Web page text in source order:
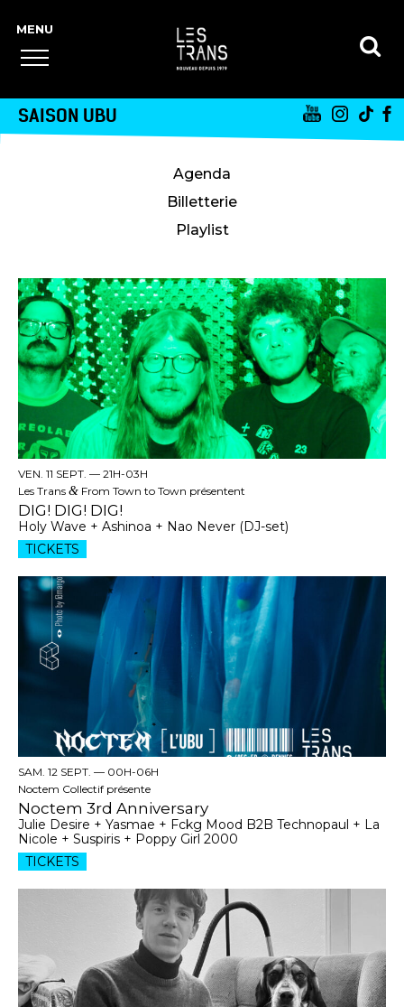
SAISON UBU
Agenda
Billetterie
Playlist
VEN. 11 SEPT. — 21H-03H
Les Trans & From Town to Town présentent
DIG! DIG! DIG!
Holy Wave + Ashinoa + Nao Never (DJ-set)
TICKETS
SAM. 12 SEPT. — 00H-06H
Noctem Collectif présente
Noctem 3rd Anniversary
Julie Desire + Yasmae + Fckg Mood B2B Technopaul + La
Nicole + Suspiris + Poppy Girl 2000
TICKETS